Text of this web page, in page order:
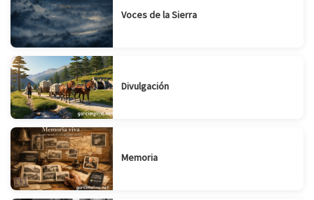
Voces de la Sierra
Divulgación
Memoria